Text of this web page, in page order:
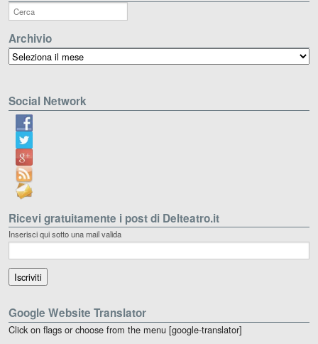
Archivio
Archivio
Social Network
Ricevi gratuitamente i post di Delteatro.it
Inserisci qui sotto una mail valida
Google Website Translator
Click on flags or choose from the menu [google-translator]